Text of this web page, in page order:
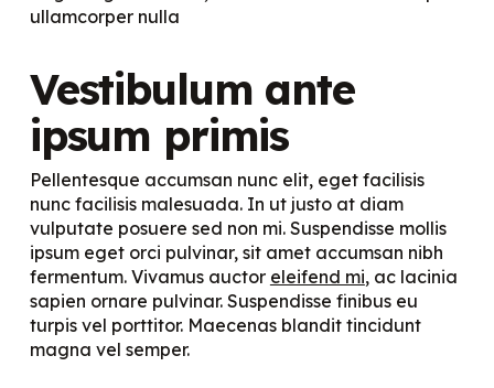
ullamcorper nulla
Vestibulum ante
ipsum primis
Pellentesque accumsan nunc elit, eget facilisis
nunc facilisis malesuada. In ut justo at diam
vulputate posuere sed non mi. Suspendisse mollis
ipsum eget orci pulvinar, sit amet accumsan nibh
fermentum. Vivamus auctor eleifend mi, ac lacinia
sapien ornare pulvinar. Suspendisse finibus eu
turpis vel porttitor. Maecenas blandit tincidunt
magna vel semper.